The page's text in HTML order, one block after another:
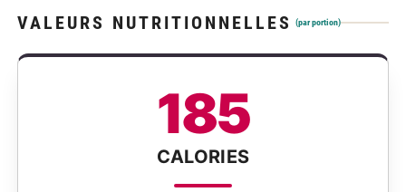
VALEURS NUTRITIONNELLES (par portion)
185
CALORIES